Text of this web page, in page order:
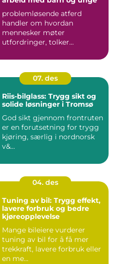
problemløsende atferd
handler om hvordan
mennesker møter
utfordringer, tolker
07. des
Riis-bilglass: Trygg sikt og
solide løsninger i Tromsø
God sikt gjennom frontruten
er en forutsetning for trygg
kjøring, særlig i nordnorsk
v&...
04. des
Tuning av bil: Trygg effekt,
lavere forbruk og bedre
kjøreopplevelse
Mange bileiere vurderer
tuning av bil for å få mer
trekkraft, lavere forbruk eller
en me...